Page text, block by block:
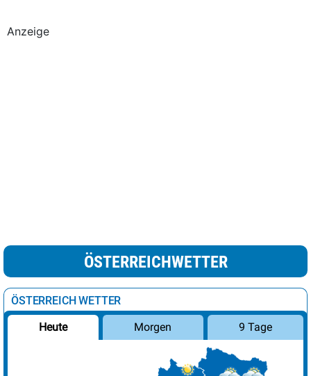
Anzeige
ÖSTERREICHWETTER
ÖSTERREICH WETTER
Heute Morgen 9 Tage